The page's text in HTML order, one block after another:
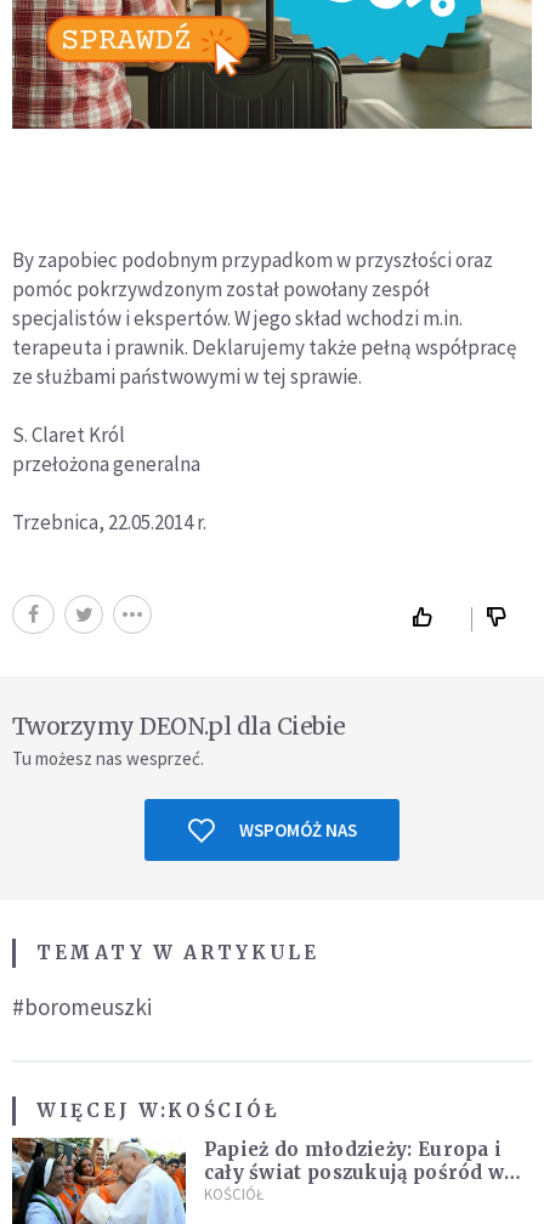
By zapobiec podobnym przypadkom w przyszłości oraz
pomóc pokrzywdzonym został powołany zespół
specjalistów i ekspertów. W jego skład wchodzi m.in.
terapeuta i prawnik. Deklarujemy także pełną współpracę
ze służbami państwowymi w tej sprawie.
S. Claret Król
przełożona generalna
Trzebnica, 22.05.2014 r.
Tworzymy DEON.pl dla Ciebie
Tu możesz nas wesprzeć.
WSPOMÓŻ NAS
TEMATY W ARTYKULE
#boromeuszki
WIĘCEJ W:KOŚCIÓŁ
Papież do młodzieży: Europa i
cały świat poszukują pośród was
nowych świętych
KOŚCIÓŁ